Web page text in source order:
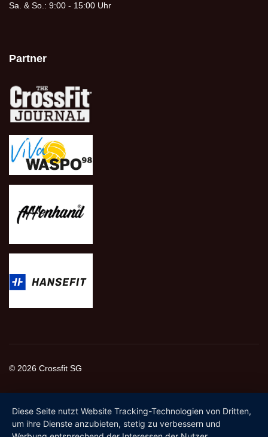
Sa. & So.: 9:00 - 15:00 Uhr
Partner
© 2026 Crossfit SG
Diese Seite nutzt Website Tracking-Technologien von Dritten,
um ihre Dienste anzubieten, stetig zu verbessern und